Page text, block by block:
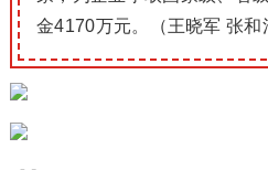
金4170万元。（王晓军 张和